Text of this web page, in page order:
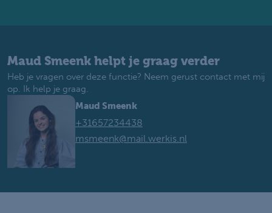
Maud Smeenk helpt je graag verder
Heb je vragen over deze functie? Neem gerust contact met mij
op. Ik help je graag.
Maud Smeenk
+31657234438
msmeenk@mail.werkis.nl